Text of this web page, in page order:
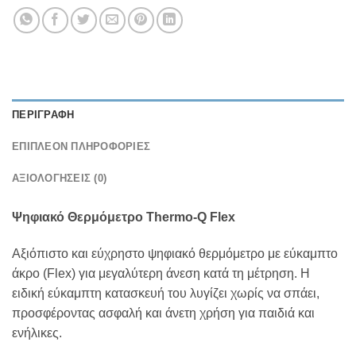
ΠΕΡΙΓΡΑΦΉ
ΕΠΙΠΛΈΟΝ ΠΛΗΡΟΦΟΡΊΕΣ
ΑΞΙΟΛΟΓΉΣΕΙΣ (0)
Ψηφιακό Θερμόμετρο Thermo-Q Flex
Αξιόπιστο και εύχρηστο ψηφιακό θερμόμετρο με εύκαμπτο
άκρο (Flex) για μεγαλύτερη άνεση κατά τη μέτρηση. Η
ειδική εύκαμπτη κατασκευή του λυγίζει χωρίς να σπάει,
προσφέροντας ασφαλή και άνετη χρήση για παιδιά και
ενήλικες.